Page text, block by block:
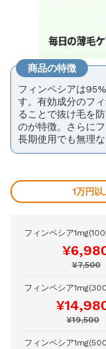
商品の特徴
フィンペシアは
す。有効成分のフ
ることで抜け毛を
のが特徴。さらに
長期使用でも無理な
1万円
フィンペシア
¥7,500
フィンペシア
¥19,500
フィンペシア